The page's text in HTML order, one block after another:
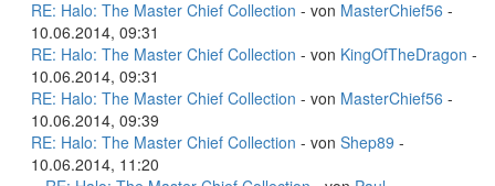
RE: Halo: The Master Chief Collection - von MasterChief56 -
10.06.2014, 09:31
RE: Halo: The Master Chief Collection - von KingOfTheDragon -
10.06.2014, 09:31
RE: Halo: The Master Chief Collection - von MasterChief56 -
10.06.2014, 09:39
RE: Halo: The Master Chief Collection - von Shep89 -
10.06.2014, 11:20